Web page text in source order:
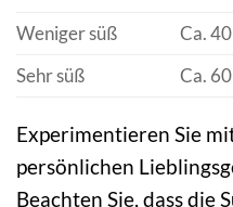
Weniger süß
Ca.
Sehr süß
Ca.
Experimentieren Sie
persönlichen
Beachten Sie, dass die